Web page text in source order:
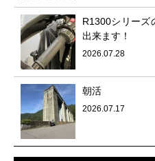
R1300シリーズ
出来ます！
2026.07.28
朝活
2026.07.17